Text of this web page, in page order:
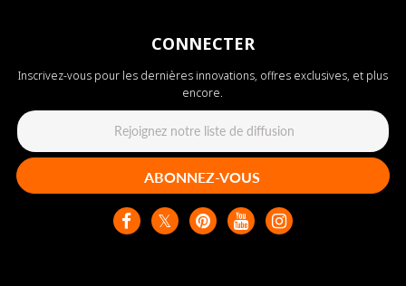
CONNECTER
Inscrivez-vous pour les dernières innovations, offres exclusives, et plus
encore.
ABONNEZ-VOUS